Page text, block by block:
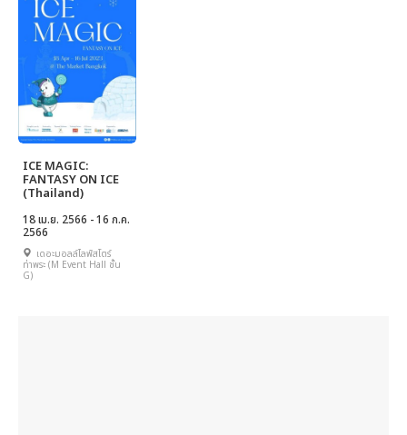
ICE MAGIC:
FANTASY ON ICE
(Thailand)
18 เม.ย. 2566 - 16 ก.ค.
2566
เดอะมอลล์ไลฟ์สโตร์
ท่าพระ (M Event Hall ชั้น
G)